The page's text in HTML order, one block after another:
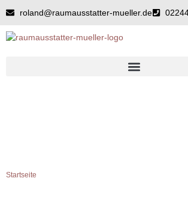
Inhalt
springen
roland@raumausstatter-mueller.de
Startseite